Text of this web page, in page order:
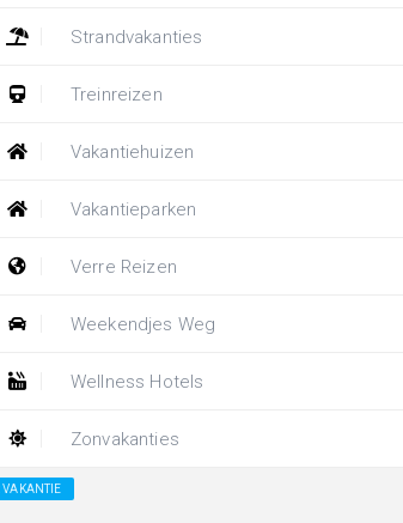
Strandvakanties
Treinreizen
Vakantiehuizen
Vakantieparken
Verre Reizen
Weekendjes Weg
Wellness Hotels
Zonvakanties
VAKANTIE